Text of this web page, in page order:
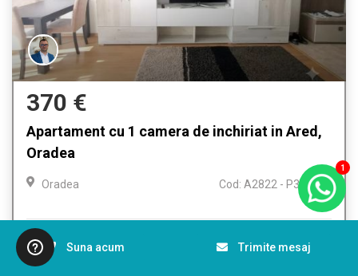
1
370 €
Apartament cu 1 camera de inchiriat in Ared,
Oradea
Oradea Cod: A2822 - P3414
Camere 3
Suna acum Trimite mesaj